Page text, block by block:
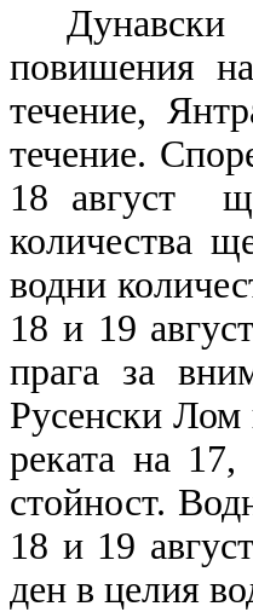
повишения
течение,
течение.
18 август
количества
водни
18 и 19
прага за
Русенски Лом
реката на
стойност.
18 и 19
ден в целия